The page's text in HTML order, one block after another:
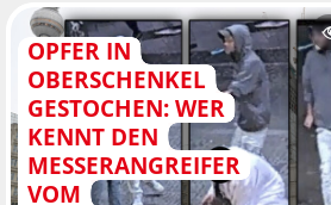
OPFER IN
OBERSCHENKEL
GESTOCHEN: WER
KENNT DEN
MESSERANGREIFER
VOM